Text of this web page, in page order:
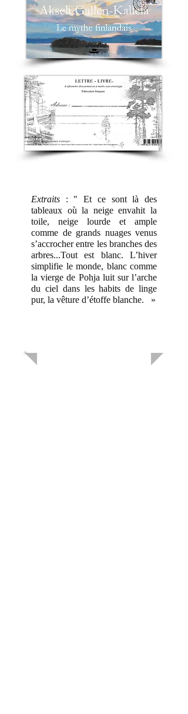
Extraits : " Et ce sont là des
tableaux où la neige envahit la
toile, neige lourde et ample
comme de grands nuages venus
s’accrocher entre les branches des
arbres...Tout est blanc. L’hiver
simplifie le monde, blanc comme
la vierge de Pohja luit sur l’arche
du ciel dans les habits de linge
pur, la vêture d’étoffe blanche. »